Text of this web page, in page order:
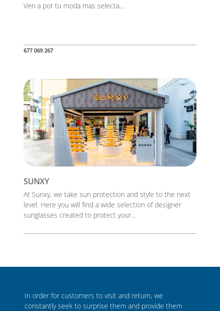
Ven a por tu moda mas selecta....
677 069 267
SUNXY
At Sunxy, we take sun protection and style to the next
level. Here you will find a wide selection of designer
sunglasses created to protect your...
In order for customers to visit and return, we
constantly seek to surprise them and provide them